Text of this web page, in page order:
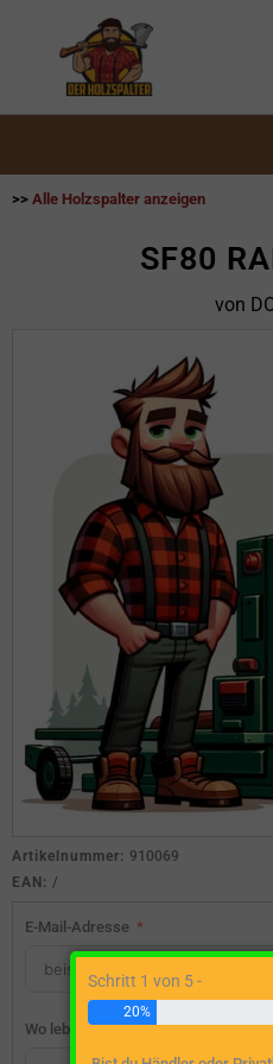
>> Alle Holzspalter anzeigen
SF80
von
Artikelnummer: 910069
EAN: /
E-Mail-Adresse
Wo lebst du?
Schritt 1 von 5 -
20%